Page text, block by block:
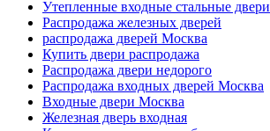
Утепленные входные стальные двери
Распродажа железных дверей
распродажа дверей Москва
Купить двери распродажа
Распродажа двери недорого
Распродажа входных дверей Москва
Входные двери Москва
Железная дверь входная